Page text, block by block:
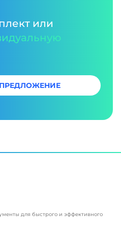
или
для быстрого и эффективного